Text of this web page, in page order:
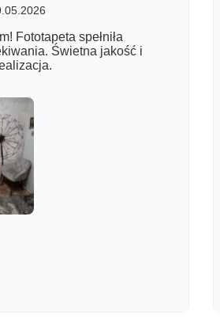
Załącz zdjęcie
Fototapeta spełniła
Świetna jakość i